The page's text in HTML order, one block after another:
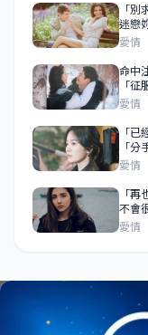
「
迷戀
愛情
命中
「征
愛情
「
「
愛情
「
不會
個放
愛情